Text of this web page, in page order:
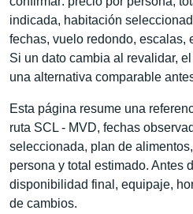
indicada, habitación
fechas, vuelo redondo, escalas,
Si un dato cambia al revalidar,
una alternativa comparable
Esta página resume una
ruta SCL - MVD, fechas
seleccionada, plan de
persona y total estimado. Antes
disponibilidad final, equipaje,
de cambios.